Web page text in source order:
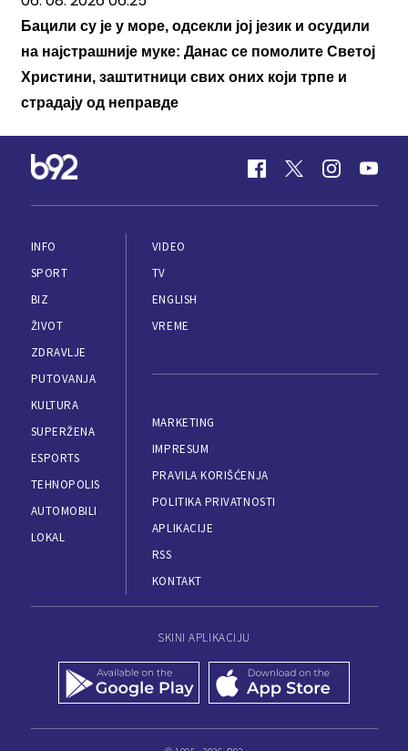
Бацили су је у море, одсекли јој језик и осудили
на најстрашније муке: Данас се помолите Светој
Христини, заштитници свих оних који трпе и
страдају од неправде
INFO
SPORT
BIZ
ŽIVOT
ZDRAVLJE
PUTOVANJA
KULTURA
SUPERŽENA
ESPORTS
TEHNOPOLIS
AUTOMOBILI
LOKAL
VIDEO
TV
ENGLISH
VREME
MARKETING
IMPRESUM
PRAVILA KORIŠĆENJA
POLITIKA PRIVATNOSTI
APLIKACIJE
RSS
KONTAKT
SKINI APLIKACIJU